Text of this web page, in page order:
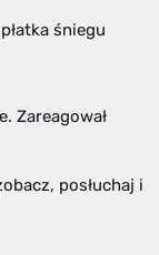
śniegu
Zareagował
posłuchaj i